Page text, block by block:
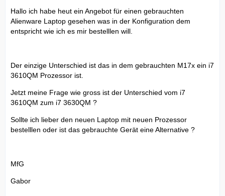
Hallo ich habe heut ein Angebot für einen gebrauchten
Alienware Laptop gesehen was in der Konfiguration dem
entspricht wie ich es mir bestelllen will.
Der einzige Unterschied ist das in dem gebrauchten M17x ein i7
3610QM Prozessor ist.
Jetzt meine Frage wie gross ist der Unterschied vom i7
3610QM zum i7 3630QM ?
Sollte ich lieber den neuen Laptop mit neuen Prozessor
bestelllen oder ist das gebrauchte Gerät eine Alternative ?
MfG
Gabor